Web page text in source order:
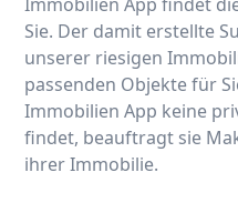
Sie. Der damit erstellte
unserer riesigen
passenden Objekte für
Immobilien App keine
findet, beauftragt sie
ihrer Immobilie.